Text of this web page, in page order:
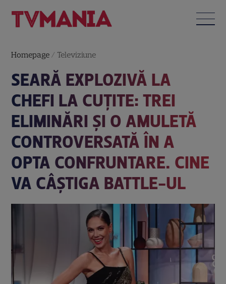
Homepage / Televiziune
SEARĂ EXPLOZIVĂ LA
CHEFI LA CUȚITE: TREI
ELIMINĂRI ȘI O AMULETĂ
CONTROVERSATĂ ÎN A
OPTA CONFRUNTARE. CINE
VA CÂȘTIGA BATTLE-UL